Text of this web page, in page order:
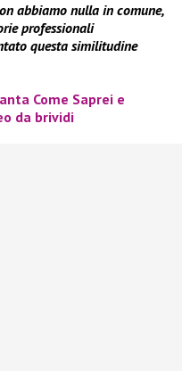
abbiamo nulla in comune,
professionali
questa similitudine
Come Saprei e
da brividi